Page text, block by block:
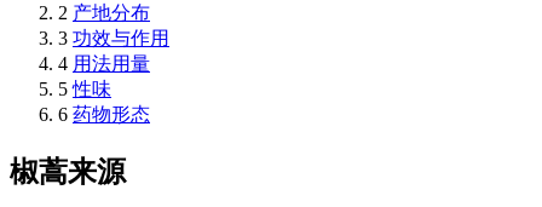
2 产地分布
3 功效与作用
4 用法用量
5 性味
6 药物形态
椒蒿来源